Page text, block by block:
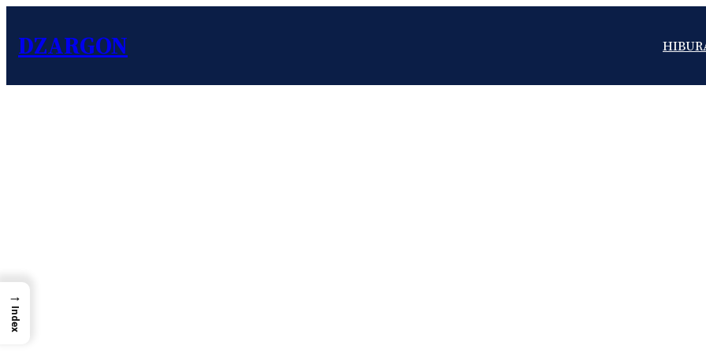
DZARGON
→
Index